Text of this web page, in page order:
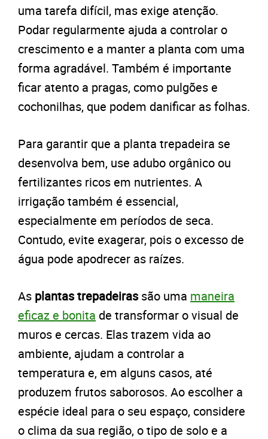
uma tarefa difícil, mas exige atenção.
Podar regularmente ajuda a controlar o
crescimento e a manter a planta com uma
forma agradável. Também é importante
ficar atento a pragas, como pulgões e
cochonilhas, que podem danificar as folhas.
Para garantir que a planta trepadeira se
desenvolva bem, use adubo orgânico ou
fertilizantes ricos em nutrientes. A
irrigação também é essencial,
especialmente em períodos de seca.
Contudo, evite exagerar, pois o excesso de
água pode apodrecer as raízes.
As plantas trepadeirassão uma maneira
eficaz e bonita de transformar o visual de
muros e cercas. Elas trazem vida ao
ambiente, ajudam a controlar a
temperatura e, em alguns casos, até
produzem frutos saborosos. Ao escolher a
espécie ideal para o seu espaço, considere
o clima da sua região, o tipo de solo e a